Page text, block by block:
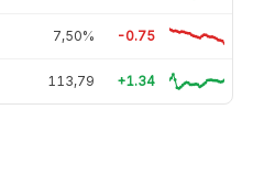
7,50% -0.75
113,79 +1.34